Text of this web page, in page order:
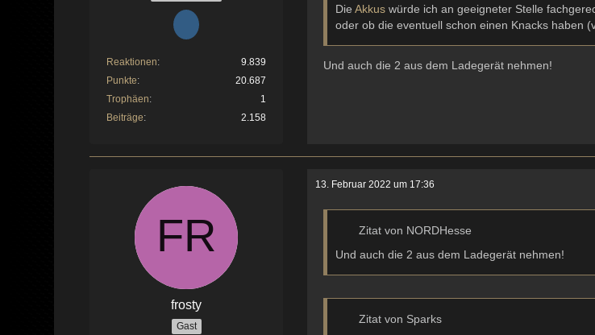
Reaktionen
9.839
Punkte
20.687
Trophäen
1
Beiträge
2.158
DieAkkus würde ich an geeigneter Stelle
oder ob die eventuell schon einen Knacks haben
Und auch die 2 aus dem Ladegerät nehmen!
frosty
Gast
13. Februar 2022 um 17:36
Zitat von NORDHesse
Und auch die 2 aus dem Ladegerät nehmen!
Zitat von Sparks